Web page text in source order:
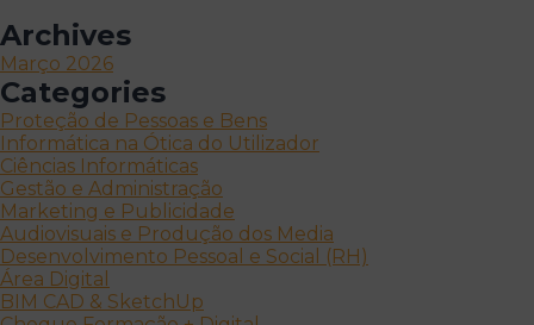
Archives
Março 2026
Categories
Proteção de Pessoas e Bens
Informática na Ótica do Utilizador
Ciências Informáticas
Gestão e Administração
Marketing e Publicidade
Audiovisuais e Produção dos Media
Desenvolvimento Pessoal e Social (RH)
Área Digital
BIM CAD & SketchUp